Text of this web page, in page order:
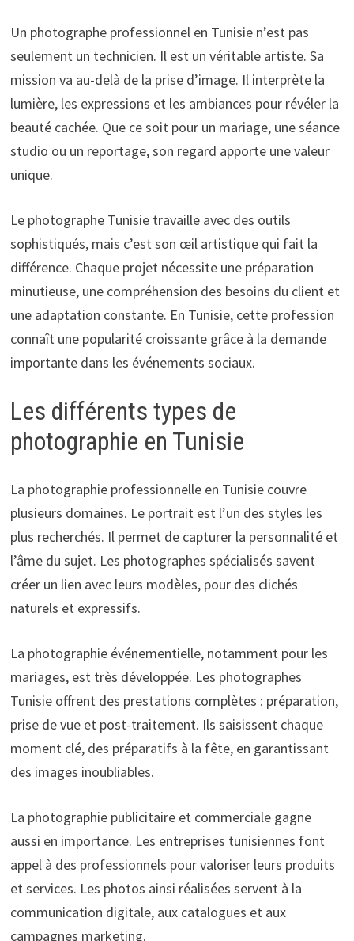
Un photographe professionnel en Tunisie n’est pas
seulement un technicien. Il est un véritable artiste. Sa
mission va au-delà de la prise d’image. Il interprète la
lumière, les expressions et les ambiances pour révéler la
beauté cachée. Que ce soit pour un mariage, une séance
studio ou un reportage, son regard apporte une valeur
unique.
Le photographe Tunisie travaille avec des outils
sophistiqués, mais c’est son œil artistique qui fait la
différence. Chaque projet nécessite une préparation
minutieuse, une compréhension des besoins du client et
une adaptation constante. En Tunisie, cette profession
connaît une popularité croissante grâce à la demande
importante dans les événements sociaux.
Les différents types de
photographie en Tunisie
La photographie professionnelle en Tunisie couvre
plusieurs domaines. Le portrait est l’un des styles les
plus recherchés. Il permet de capturer la personnalité et
l’âme du sujet. Les photographes spécialisés savent
créer un lien avec leurs modèles, pour des clichés
naturels et expressifs.
La photographie événementielle, notamment pour les
mariages, est très développée. Les photographes
Tunisie offrent des prestations complètes : préparation,
prise de vue et post-traitement. Ils saisissent chaque
moment clé, des préparatifs à la fête, en garantissant
des images inoubliables.
La photographie publicitaire et commerciale gagne
aussi en importance. Les entreprises tunisiennes font
appel à des professionnels pour valoriser leurs produits
et services. Les photos ainsi réalisées servent à la
communication digitale, aux catalogues et aux
campagnes marketing.